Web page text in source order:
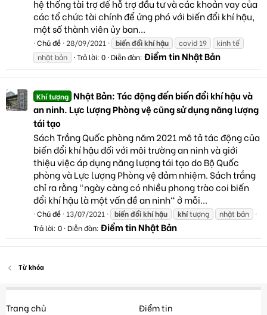
hệ thống tài trợ để hỗ trợ đầu tư và các khoản vay của
các tổ chức tài chính để ứng phó với biến đổi khí hậu,
một số thành viên ủy ban...
Chủ đề 28/09/2021 biếnđổikhíhậu covid 19
kinh tế
nhật bản
Trả lời: 0 Diễn đàn: Điểm tin Nhật Bản
Khí tượng Nhật Bản: Tác động đến biến đổi khí hậu và
an ninh. Lực lượng Phòng vệ cũng sử dụng năng lượng
tái tạo
Sách Trắng Quốc phòng năm 2021 mô tả tác động của
biến đổi khí hậu đối với môi trường an ninh và giới
thiệu việc áp dụng năng lượng tái tạo do Bộ Quốc
phòng và Lực lượng Phòng vệ đảm nhiệm. Sách trắng
chỉ ra rằng "ngày càng có nhiều phong trào coi biến
đổi khí hậu là một vấn đề an ninh" ở mỗi...
Chủ đề 13/07/2021 biếnđổikhíhậu khítượng
nhật bản
Trả lời: 0 Diễn đàn: Điểm tin Nhật Bản
Từ khóa
Trang chủ
Điểm tin